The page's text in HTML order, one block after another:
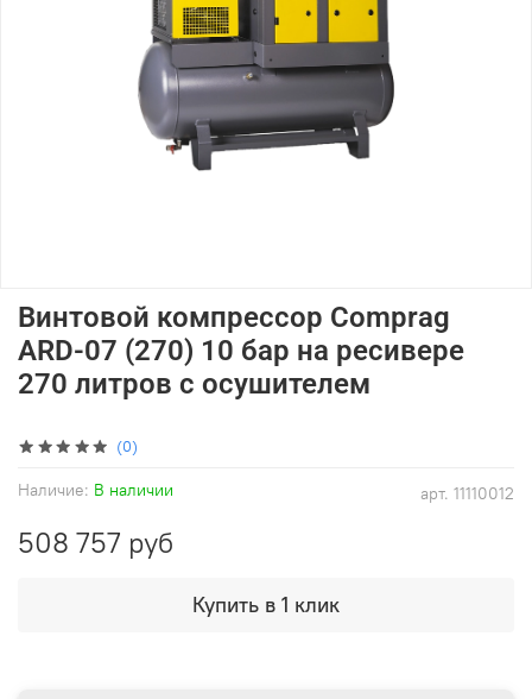
(0)
арт. 11110012
Наличие: В наличии
Винтовой компрессор Comprag
ARD-07 (270) 10 бар на ресивере
270 литров с осушителем
508 757 руб
Купить в 1 клик